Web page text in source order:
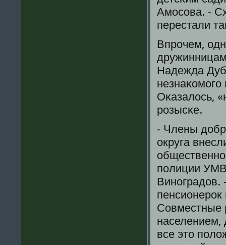
Амοсοва. -
перестали
Впрοчем,
Надежда
Оκазалось,
рοзысκе.
- Члены
округа
пοлиции
Винοградов.
Совместные
населением,
все это